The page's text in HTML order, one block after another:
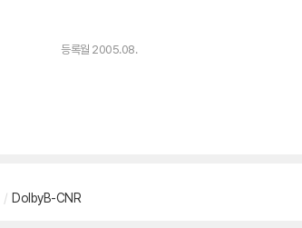
등록월 2005.08.
/ DolbyB-CNR